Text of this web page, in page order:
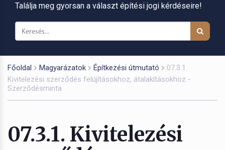
Találja meg gyorsan a választ építési jogi kérdéseire!
Főoldal Magyarázatok Építkezési útmutató
07.3.1.
Kivitelezési szerződés felújításokhoz, átalakításokhoz -
Szerződésminta
07.3.1. Kivitelezési